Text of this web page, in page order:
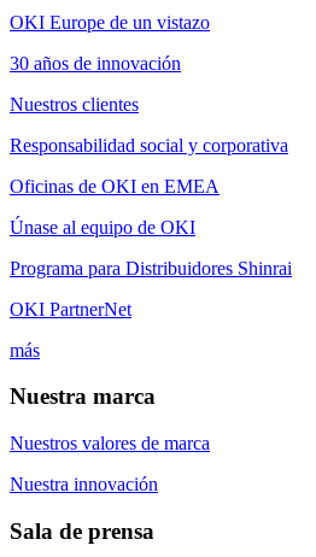
OKI Europe de un vistazo
30 años de innovación
Nuestros clientes
Responsabilidad social y corporativa
Oficinas de OKI en EMEA
Únase al equipo de OKI
Programa para Distribuidores Shinrai
OKI PartnerNet
más
Nuestra marca
Nuestros valores de marca
Nuestra innovación
Sala de prensa